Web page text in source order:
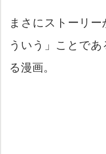
まさにストーリ
ういう」ことで
る漫画。